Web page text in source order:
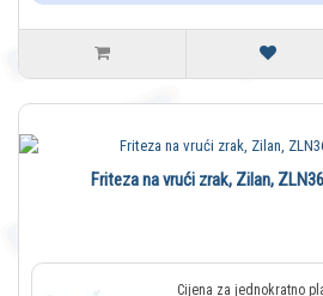
Friteza na vrući zrak, Zilan,